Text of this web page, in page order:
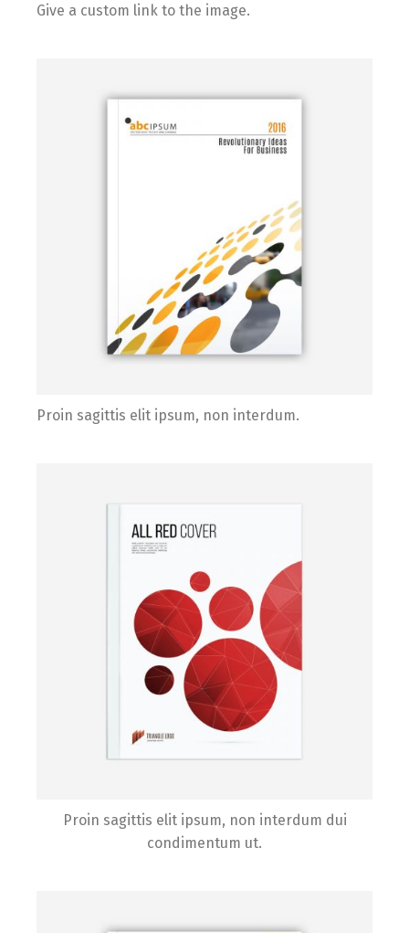
Give a custom link to the image.
Proin sagittis elit ipsum, non interdum.
Proin sagittis elit ipsum, non interdum dui
condimentum ut.